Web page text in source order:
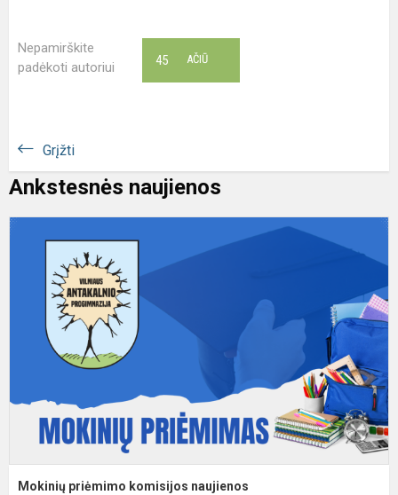
Nepamirškite
padėkoti autoriui
AČIŪ
45
Grįžti
Ankstesnės naujienos
Mokinių priėmimo komisijos naujienos